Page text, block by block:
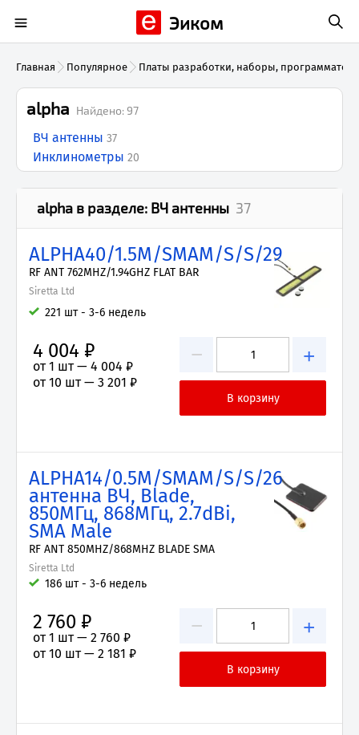
Эиком
Главная Популярное Платы разработки, наборы,
alpha Найдено: 97
ВЧ антенны 37
Инклинометры 20
alpha в разделе: ВЧ антенны 37
ALPHA40/1.5M/SMAM/S/S/29
RF ANT 762MHZ/1.94GHZ FLAT BAR
Siretta Ltd
221 шт - 3-6 недель
− +
4 004 ₽
от 1 шт — 4 004 ₽
от 10 шт — 3 201 ₽
ALPHA14/0.5M/SMAM/S/S/26
антенна ВЧ, Blade,
850МГц, 868МГц, 2.7dBi,
SMA Male
RF ANT 850MHZ/868MHZ BLADE SMA
Siretta Ltd
186 шт - 3-6 недель
− +
2 760 ₽
от 1 шт — 2 760 ₽
от 10 шт — 2 181 ₽